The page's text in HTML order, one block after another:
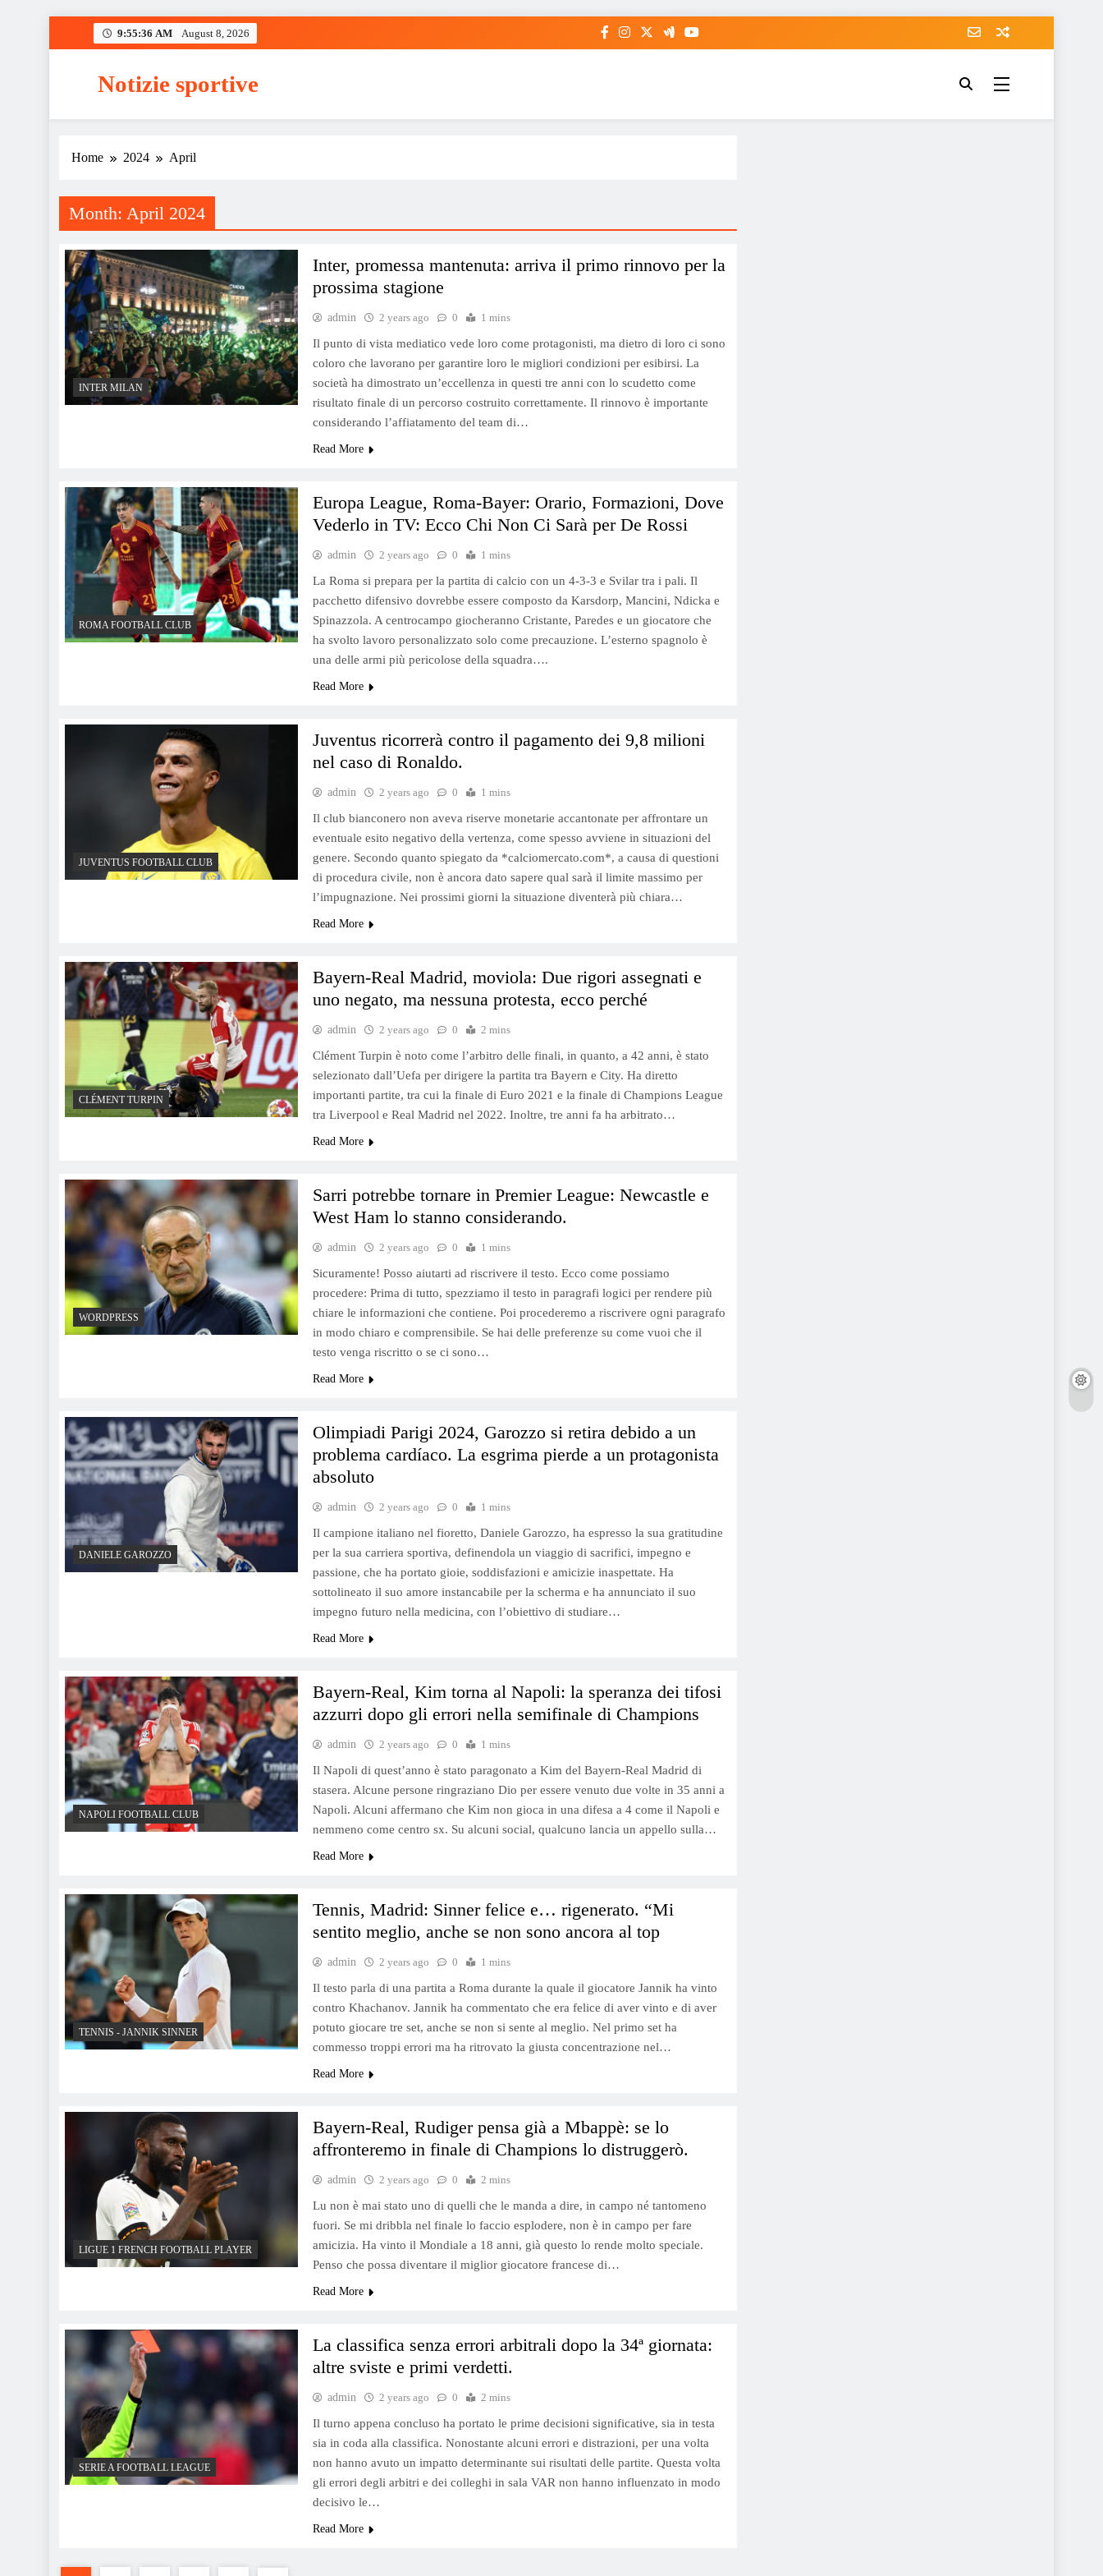
9:55:37 AM August 8, 2026
Notizie sportive
Home 2024 April
Month: April 2024
INTER MILAN
Inter, promessa mantenuta: arriva il primo rinnovo per la
prossima stagione
admin 2 years ago 0 1 mins
Il punto di vista mediatico vede loro come protagonisti, ma dietro di loro ci sono
coloro che lavorano per garantire loro le migliori condizioni per esibirsi. La
società ha dimostrato un’eccellenza in questi tre anni con lo scudetto come
risultato finale di un percorso costruito correttamente. Il rinnovo è importante
considerando l’affiatamento del team di…
Read More
ROMA FOOTBALL CLUB
Europa League, Roma-Bayer: Orario, Formazioni, Dove
Vederlo in TV: Ecco Chi Non Ci Sarà per De Rossi
admin 2 years ago 0 1 mins
La Roma si prepara per la partita di calcio con un 4-3-3 e Svilar tra i pali. Il
pacchetto difensivo dovrebbe essere composto da Karsdorp, Mancini, Ndicka e
Spinazzola. A centrocampo giocheranno Cristante, Paredes e un giocatore che
ha svolto lavoro personalizzato solo come precauzione. L’esterno spagnolo è
una delle armi più pericolose della squadra….
Read More
JUVENTUS FOOTBALL CLUB
Juventus ricorrerà contro il pagamento dei 9,8 milioni
nel caso di Ronaldo.
admin 2 years ago 0 1 mins
Il club bianconero non aveva riserve monetarie accantonate per affrontare un
eventuale esito negativo della vertenza, come spesso avviene in situazioni del
genere. Secondo quanto spiegato da *calciomercato.com*, a causa di questioni
di procedura civile, non è ancora dato sapere qual sarà il limite massimo per
l’impugnazione. Nei prossimi giorni la situazione diventerà più chiara…
Read More
CLÉMENT TURPIN
Bayern-Real Madrid, moviola: Due rigori assegnati e
uno negato, ma nessuna protesta, ecco perché
admin 2 years ago 0 2 mins
Clément Turpin è noto come l’arbitro delle finali, in quanto, a 42 anni, è stato
selezionato dall’Uefa per dirigere la partita tra Bayern e City. Ha diretto
importanti partite, tra cui la finale di Euro 2021 e la finale di Champions League
tra Liverpool e Real Madrid nel 2022. Inoltre, tre anni fa ha arbitrato…
Read More
WORDPRESS
Sarri potrebbe tornare in Premier League: Newcastle e
West Ham lo stanno considerando.
admin 2 years ago 0 1 mins
Sicuramente! Posso aiutarti ad riscrivere il testo. Ecco come possiamo
procedere: Prima di tutto, spezziamo il testo in paragrafi logici per rendere più
chiare le informazioni che contiene. Poi procederemo a riscrivere ogni paragrafo
in modo chiaro e comprensibile. Se hai delle preferenze su come vuoi che il
testo venga riscritto o se ci sono…
Read More
DANIELE GAROZZO
Olimpiadi Parigi 2024, Garozzo si retira debido a un
problema cardíaco. La esgrima pierde a un protagonista
absoluto
admin 2 years ago 0 1 mins
Il campione italiano nel fioretto, Daniele Garozzo, ha espresso la sua gratitudine
per la sua carriera sportiva, definendola un viaggio di sacrifici, impegno e
passione, che ha portato gioie, soddisfazioni e amicizie inaspettate. Ha
sottolineato il suo amore instancabile per la scherma e ha annunciato il suo
impegno futuro nella medicina, con l’obiettivo di studiare…
Read More
NAPOLI FOOTBALL CLUB
Bayern-Real, Kim torna al Napoli: la speranza dei tifosi
azzurri dopo gli errori nella semifinale di Champions
admin 2 years ago 0 1 mins
Il Napoli di quest’anno è stato paragonato a Kim del Bayern-Real Madrid di
stasera. Alcune persone ringraziano Dio per essere venuto due volte in 35 anni a
Napoli. Alcuni affermano che Kim non gioca in una difesa a 4 come il Napoli e
nemmeno come centro sx. Su alcuni social, qualcuno lancia un appello sulla…
Read More
TENNIS - JANNIK SINNER
Tennis, Madrid: Sinner felice e… rigenerato. “Mi
sentito meglio, anche se non sono ancora al top
admin 2 years ago 0 1 mins
Il testo parla di una partita a Roma durante la quale il giocatore Jannik ha vinto
contro Khachanov. Jannik ha commentato che era felice di aver vinto e di aver
potuto giocare tre set, anche se non si sente al meglio. Nel primo set ha
commesso troppi errori ma ha ritrovato la giusta concentrazione nel…
Read More
LIGUE 1 FRENCH FOOTBALL PLAYER
Bayern-Real, Rudiger pensa già a Mbappè: se lo
affronteremo in finale di Champions lo distruggerò.
admin 2 years ago 0 2 mins
Lu non è mai stato uno di quelli che le manda a dire, in campo né tantomeno
fuori. Se mi dribbla nel finale lo faccio esplodere, non è in campo per fare
amicizia. Ha vinto il Mondiale a 18 anni, già questo lo rende molto speciale.
Penso che possa diventare il miglior giocatore francese di…
Read More
SERIE A FOOTBALL LEAGUE
La classifica senza errori arbitrali dopo la 34ª giornata:
altre sviste e primi verdetti.
admin 2 years ago 0 2 mins
Il turno appena concluso ha portato le prime decisioni significative, sia in testa
sia in coda alla classifica. Nonostante alcuni errori e distrazioni, per una volta
non hanno avuto un impatto determinante sui risultati delle partite. Questa volta
gli errori degli arbitri e dei colleghi in sala VAR non hanno influenzato in modo
decisivo le…
Read More